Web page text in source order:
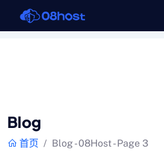
Blog
首页 Blog - 08Host - Page 3